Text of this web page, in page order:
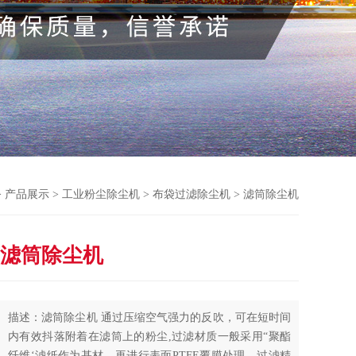
产品展示 > 工业粉尘除尘机 > 布袋过滤除尘机 > 滤筒除尘机
滤筒除尘机
描述：滤筒除尘机 通过压缩空气强力的反吹，可在短时间
内有效抖落附着在滤筒上的粉尘,过滤材质一般采用“聚酯